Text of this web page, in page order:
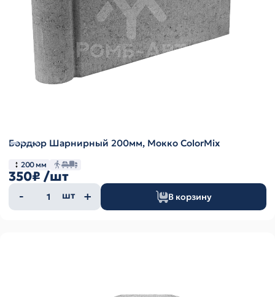
Бордюр Шарнирный 200мм, Мокко ColorMix
200 мм
350₽ /шт
Количество
товара
шт В корзину